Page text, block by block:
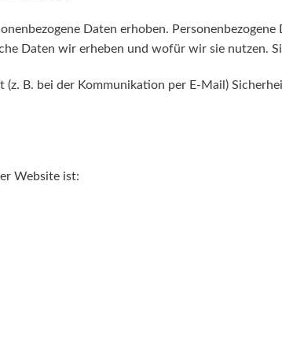
Daten erhoben.
Daten wir erheben und wofür wir sie nutzen.
B. bei der Kommunikation per E-Mail)
Website ist: